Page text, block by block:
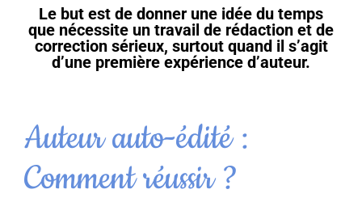
Le but est de donner une idée du temps
que nécessite un travail de rédaction et de
correction sérieux, surtout quand il s’agit
d’une première expérience d’auteur.
Auteur auto-édité :
Comment réussir ?